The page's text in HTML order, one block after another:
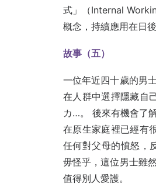
式」（Internal
概念，持續應用在日
故事（五）
一位年近四十歲的男
在人群中選擇隱藏自
カ…。 後來有機會了
在原生家庭裡已經有
任何對父母的憤怒，
毋怪乎，這位男士雖
值得別人愛護。